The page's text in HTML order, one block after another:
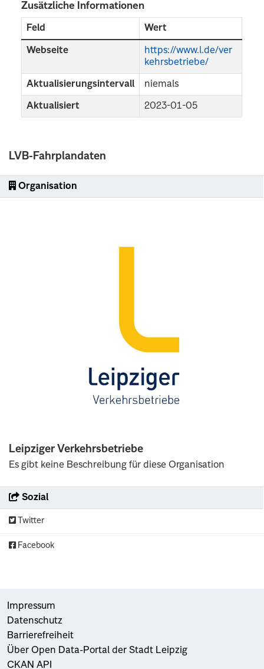
LVB-Fahrplandaten
Organisation
Leipziger Verkehrsbetriebe
Es gibt keine Beschreibung für diese Organisation
Sozial
Twitter
Facebook
Zusätzliche Informationen
Feld Wert
Webseite
https://www.l.de/ver
kehrsbetriebe/
Aktualisierungsintervall niemals
Aktualisiert 2023-01-05
Impressum
Datenschutz
Barrierefreiheit
Über Open Data-Portal der Stadt Leipzig
CKAN API